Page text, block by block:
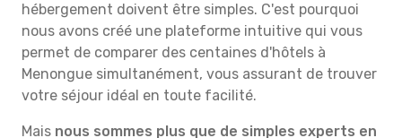
hébergement doivent être simples. C'est pourquoi
nous avons créé une plateforme intuitive qui vous
permet de comparer des centaines d'hôtels à
Menongue simultanément, vous assurant de trouver
votre séjour idéal en toute facilité.
Mais nous sommes plus que de simples experts en